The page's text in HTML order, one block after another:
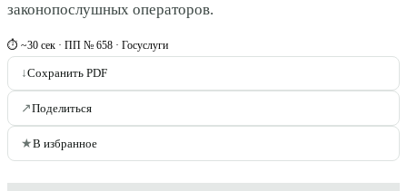
законопослушных операторов.
⏱ ~30 сек · ПП № 658 · Госуслуги
↓Сохранить PDF
↗Поделиться
★В избранное